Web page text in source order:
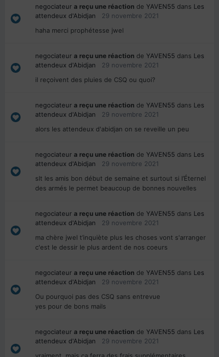
negociateur a reçu une réaction de YAVEN55 dans Les
attendeux d'Abidjan
29 novembre 2021
haha merci prophétesse jwel
negociateur a reçu une réaction de YAVEN55 dans Les
attendeux d'Abidjan
29 novembre 2021
il reçoivent des pluies de CSQ ou quoi?
negociateur a reçu une réaction de YAVEN55 dans Les
attendeux d'Abidjan
29 novembre 2021
alors les attendeux d'abidjan on se reveille un peu
negociateur a reçu une réaction de YAVEN55 dans Les
attendeux d'Abidjan
29 novembre 2021
slt les amis bon début de semaine et surtout si l’Éternel
des armés le permet beaucoup de bonnes nouvelles
negociateur a reçu une réaction de YAVEN55 dans Les
attendeux d'Abidjan
29 novembre 2021
ma chère jwel t’inquiète plus les choses vont s'arranger
c'est le dessir le plus ardent de nos coeurs
negociateur a reçu une réaction de YAVEN55 dans Les
attendeux d'Abidjan
29 novembre 2021
Ou pourquoi pas des CSQ sans entrevue
yes pour de bons mails
negociateur a reçu une réaction de YAVEN55 dans Les
attendeux d'Abidjan
29 novembre 2021